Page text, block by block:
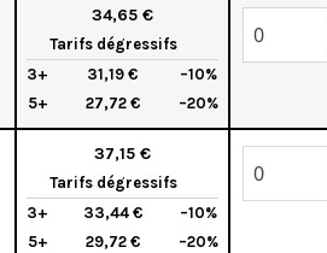
34,65 €
Tarifs dégressifs
3+
31,19 €
–10%
5+
27,72 € –20%
37,15 €
Tarifs dégressifs
3+
33,44 €
–10%
5+
29,72 € –20%